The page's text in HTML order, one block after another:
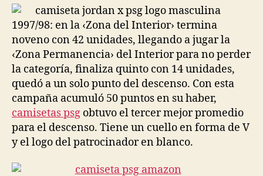
entrada
entrada
1997/98: en la ‹Zona del Interior› termina
noveno con 42 unidades, llegando a jugar la
‹Zona Permanencia› del Interior para no perder
la categoría, finaliza quinto con 14 unidades,
quedó a un solo punto del descenso. Con esta
campaña acumuló 50 puntos en su haber,
camisetas psg obtuvo el tercer mejor promedio
para el descenso. Tiene un cuello en forma de V
y el logo del patrocinador en blanco.